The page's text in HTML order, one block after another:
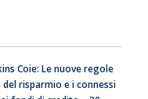
Coie: Le nuove regole
risparmio e i connessi